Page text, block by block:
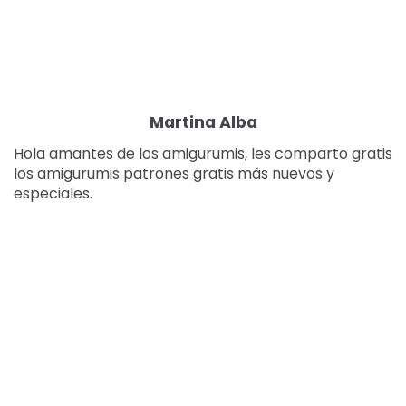
Martina Alba
Hola amantes de los amigurumis, les comparto gratis
los amigurumis patrones gratis más nuevos y
especiales.